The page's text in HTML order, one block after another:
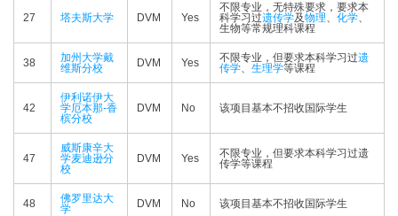
27 塔夫斯大学 DVM Yes
不限专业，无特殊要求，要求本
科学习过遗传学及物理、 化学、
生物等常规理科课程
38
加州大学戴
维斯分校
DVM Yes 不限专业，但要求本科学习过遗
传学、 生理学等课程
42
伊利诺伊大
学厄本那-香
槟分校
DVM No 该项目基本不招收国际学生
47
威斯康辛大
学麦迪逊分
校
DVM Yes
不限专业，但要求本科学习过遗
传学等课程
48
佛罗里达大
学
DVM No 该项目基本不招收国际学生